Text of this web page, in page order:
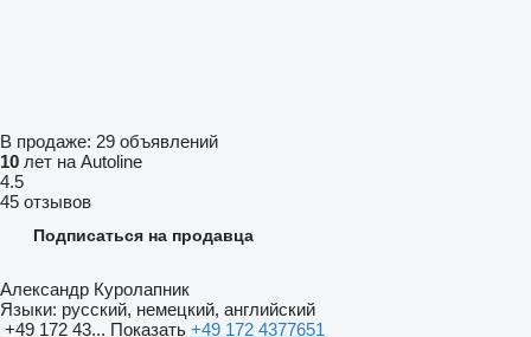
В продаже: 29 объявлений
10 лет на Autoline
4.5
45 отзывов
Подписаться на продавца
Александр Куролапник
Языки: русский, немецкий, английский
+49 172 43... Показать +49 172 4377651